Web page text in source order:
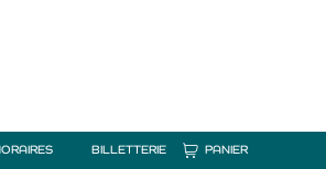
BILLETTERIE PANIER